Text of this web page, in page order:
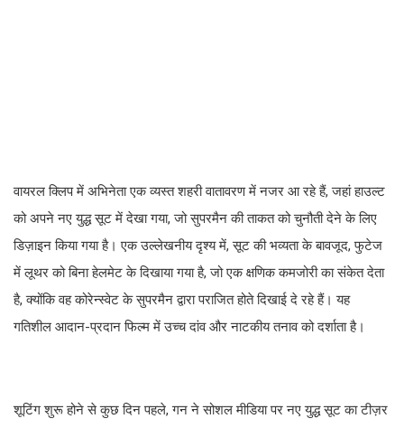
वायरल क्लिप में अभिनेता एक व्यस्त शहरी वातावरण में नजर आ रहे हैं, जहां हाउल्ट
को अपने नए युद्ध सूट में देखा गया, जो सुपरमैन की ताकत को चुनौती देने के लिए
डिज़ाइन किया गया है। एक उल्लेखनीय दृश्य में, सूट की भव्यता के बावजूद, फुटेज
में लूथर को बिना हेलमेट के दिखाया गया है, जो एक क्षणिक कमजोरी का संकेत देता
है, क्योंकि वह कोरेन्स्वेट के सुपरमैन द्वारा पराजित होते दिखाई दे रहे हैं। यह
गतिशील आदान-प्रदान फिल्म में उच्च दांव और नाटकीय तनाव को दर्शाता है।
शूटिंग शुरू होने से कुछ दिन पहले, गन ने सोशल मीडिया पर नए युद्ध सूट का टीज़र